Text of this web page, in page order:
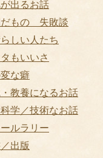
出るお話
だもの 失敗談
しい人たち
もいいさ
な癖
教養になるお話
学／技術なお話
ルラリー
出版